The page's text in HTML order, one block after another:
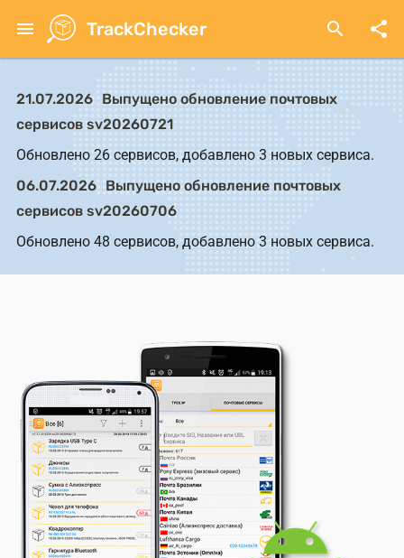
основному
menu TrackChecker share
search
21.07.2026 Выпущено обновление почтовых
сервисов sv20260721
Обновлено 26 сервисов, добавлено 3 новых сервиса.
06.07.2026 Выпущено обновление почтовых
сервисов sv20260706
Обновлено 48 сервисов, добавлено 3 новых сервиса.